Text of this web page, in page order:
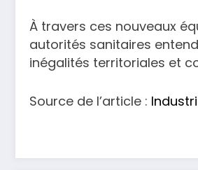
À travers ces nouveaux
autorités sanitaires
inégalités territoriales et
Source de l’article :